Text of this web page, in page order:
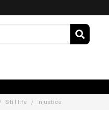
Still life Injustice